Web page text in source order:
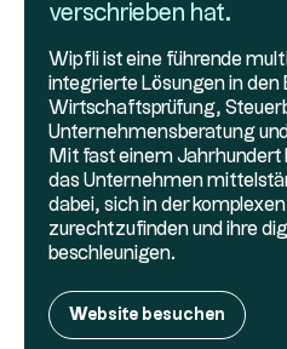
verschrieben hat.
Wipfli ist eine führende
integrierte Lösungen in den
Wirtschaftsprüfung,
Unternehmensberatung
Mit fast einem
das Unternehmen
dabei, sich in der
zurechtzufinden und ihre
beschleunigen.
Website besuchen